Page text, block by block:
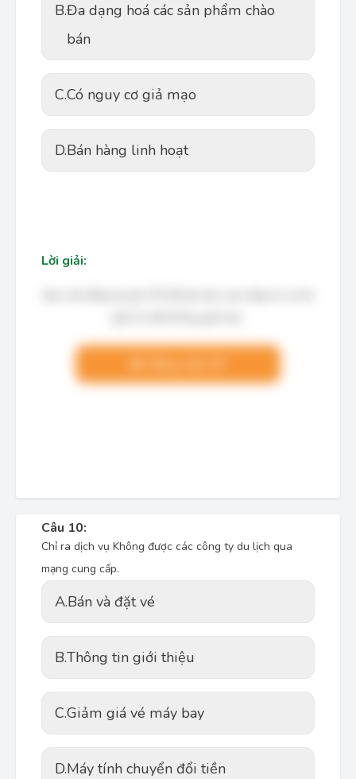
B.Đa dạng hoá các sản phẩm chào
bán
C.Có nguy cơ giả mạo
D.Bán hàng linh hoạt
Lời giải:
Câu 10:
Chỉ ra dịch vụ Không được các công ty du lịch qua
mạng cung cấp.
A.Bán và đặt vé
B.Thông tin giới thiệu
C.Giảm giá vé máy bay
D.Máy tính chuyển đổi tiền